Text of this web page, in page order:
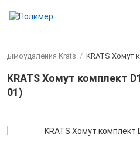
дымоудаления Krats / KRATS Хомут
KRATS Хомут комплект
01)